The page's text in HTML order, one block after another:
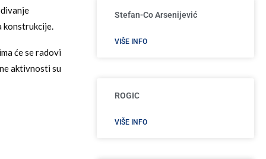
konstrukcije.
će se radovi
aktivnosti su
Stefan-Co Arsenijević
VIŠE INFO
ROGIC
VIŠE INFO